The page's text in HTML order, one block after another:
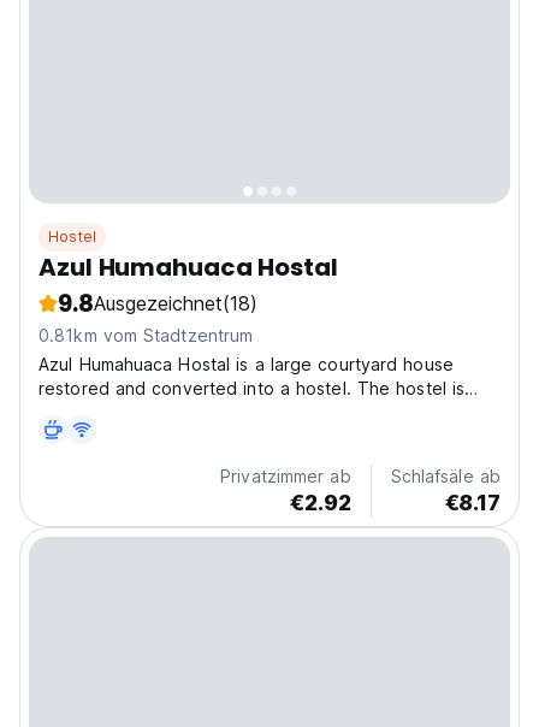
Hostel
Azul Humahuaca Hostal
9.8Ausgezeichnet(18)
0.81km vom Stadtzentrum
Azul Humahuaca Hostal is a large courtyard house
restored and converted into a hostel. The hostel is
from the main bus terminal, and at the same time offers
you the opportunity to stay away from the noise...
Privatzimmer ab
€2.92
Schlafsäle ab
€8.17